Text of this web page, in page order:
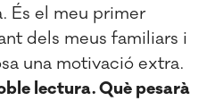
És el meu primer
dels meus familiars i
una motivació extra.
lectura. Què pesarà